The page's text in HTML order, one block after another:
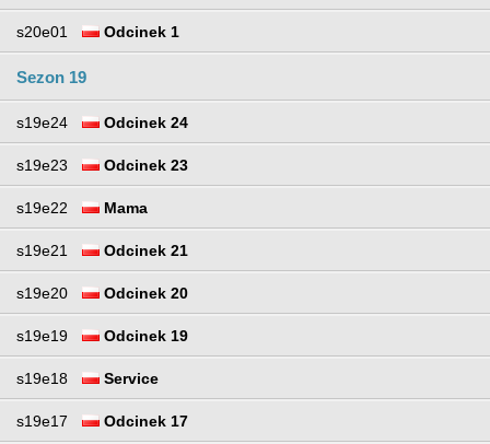
s20e01 Odcinek 1
Sezon 19
s19e24 Odcinek 24
s19e23 Odcinek 23
s19e22 Mama
s19e21 Odcinek 21
s19e20 Odcinek 20
s19e19 Odcinek 19
s19e18 Service
s19e17 Odcinek 17